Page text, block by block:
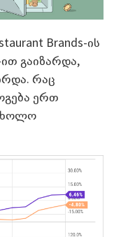
Brands-ის
გაიზარდა,
რაც
ერთ
ხოლო